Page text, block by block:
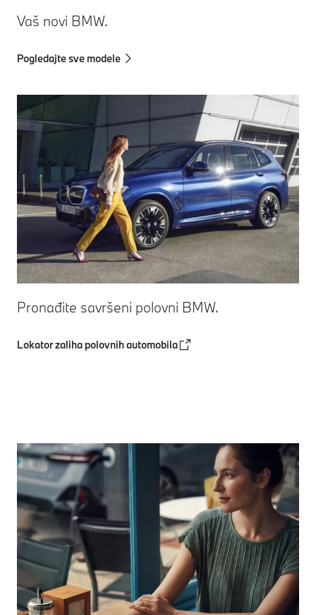
Vaš novi BMW.
Pogledajte sve modele
Pronađite savršeni polovni BMW.
Lokator zaliha polovnih automobila